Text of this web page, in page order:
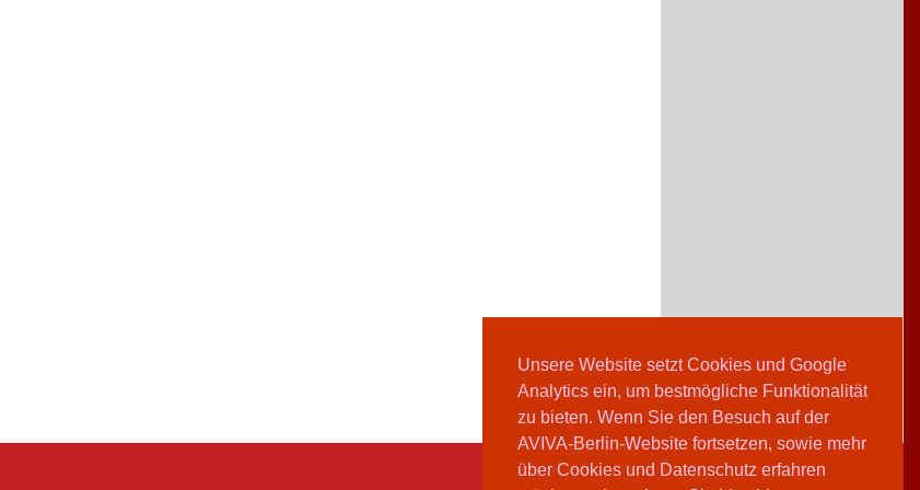
Unsere Website setzt Cookies und Google
Analytics ein, um bestmögliche Funktionalität
zu bieten. Wenn Sie den Besuch auf der
AVIVA-Berlin-Website fortsetzen, sowie mehr
über Cookies und Datenschutz erfahren